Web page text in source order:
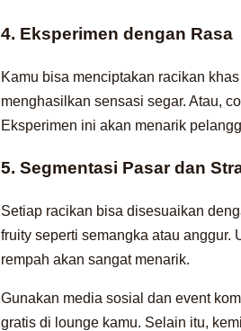
4. Eksperimen dengan Rasa
Kamu bisa menciptakan racikan
menghasilkan sensasi segar. Atau,
Eksperimen ini akan menarik
5. Segmentasi Pasar dan
Setiap racikan bisa disesuaikan
fruity seperti semangka atau anggur.
rempah akan sangat menarik.
Gunakan media sosial dan event
gratis di lounge kamu. Selain itu,